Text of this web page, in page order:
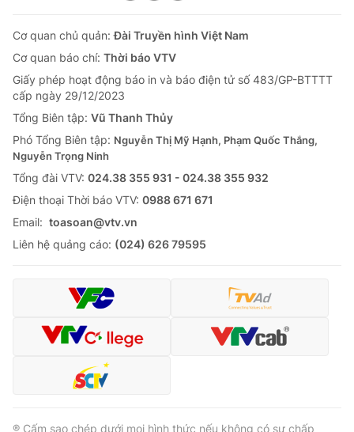
Cơ quan chủ quản:Đài Truyền hình Việt Nam
Cơ quan báo chí: Thời báo VTV
Giấy phép hoạt động báo in và báo điện tử số 483/GP-BTTTT
cấp ngày 29/12/2023
Tổng Biên tập: Vũ Thanh Thủy
Phó Tổng Biên tập: Nguyễn Thị Mỹ Hạnh, Phạm Quốc Thắng,
Nguyễn Trọng Ninh
Tổng đài VTV: 024.38 355 931 - 024.38 355 932
Ðiện thoại Thời báo VTV: 0988 671 671
Email: toasoan@vtv.vn
Liên hệ quảng cáo: (024) 626 79595
® Cấm sao chép dưới mọi hình thức nếu không có sự chấp